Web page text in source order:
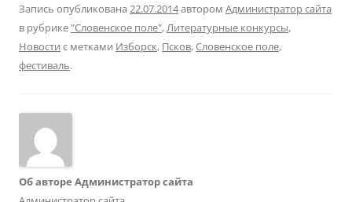
Запись опубликована 22.07.2014автором Администратор сайта
в рубрике "Словенское поле",Литературные конкурсы,
Новости с метками Изборск, Псков,Словенское поле,
фестиваль.
Об авторе Администратор сайта